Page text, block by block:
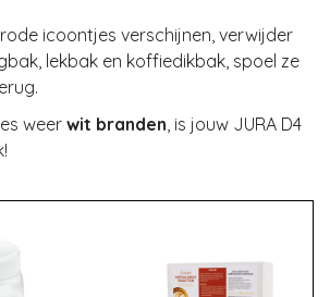
icoontjes verschijnen, verwijder
lekbak en koffiedikbak, spoel ze
weer wit branden, is jouw JURA D4